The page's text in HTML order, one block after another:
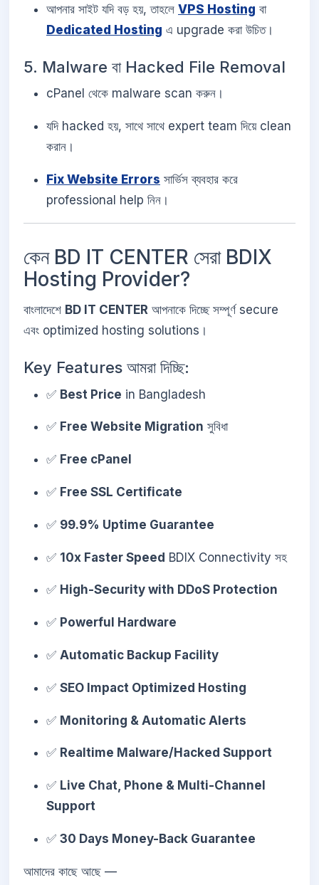
আপনার সাইট যদি বড় হয়, তাহলে VPS Hosting বা
Dedicated Hosting এ upgrade করা উচিত।
5. Malware বা Hacked File Removal
cPanel থেকে malware scan করুন।
যদি hacked হয়, সাথে সাথে expert team দিয়ে clean
করান।
Fix Website Errors সার্ভিস ব্যবহার করে
professional help নিন।
কেন BD IT CENTER সেরা BDIX
Hosting Provider?
বাংলাদেশে BD IT CENTER আপনাকে দিচ্ছে সম্পূর্ণ secure
এবং optimized hosting solutions।
Key Features আমরা দিচ্ছি:
✅ Best Price in Bangladesh
✅ Free Website Migration সুবিধা
✅ Free cPanel
✅ Free SSL Certificate
✅ 99.9% Uptime Guarantee
✅ 10x Faster Speed BDIX Connectivity সহ
✅ High-Security with DDoS Protection
✅ Powerful Hardware
✅ Automatic Backup Facility
✅ SEO Impact Optimized Hosting
✅ Monitoring & Automatic Alerts
✅ Realtime Malware/Hacked Support
✅ Live Chat, Phone & Multi-Channel
Support
✅ 30 Days Money-Back Guarantee
আমাদের কাছে আছে —